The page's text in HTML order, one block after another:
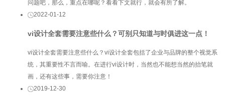
问题吧，那么，重点在哪呢？看看下文就行，就会有所了解。
2022-01-12
vi设计全套需要注意些什么？可别只知道与时俱进这一点！
vi设计全套需要注意些什么？vi设计全套包括了企业与品牌的整个视觉系
统，其重要性不言而喻。在进行vi设计时，当然也不能想当然的抬笔就
画，还有这些事，需要你注意！
2019-12-30